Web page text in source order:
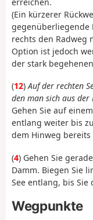
(Ein kürzerer
gegenüberliegende
rechts den Radweg
Option ist jedoch
der stark
(12)Auf der rechten
den man sich aus der
Gehen Sie auf
entlang weiter bis
dem Hinweg
(4) Gehen Sie
Damm. Biegen Sie
See entlang, bis Sie
Wegpunkte